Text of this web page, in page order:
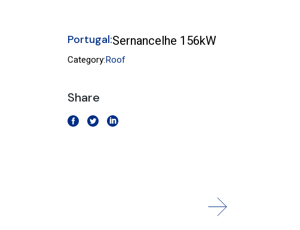
Portugal:Sernancelhe 156kW
Category:Roof
Share